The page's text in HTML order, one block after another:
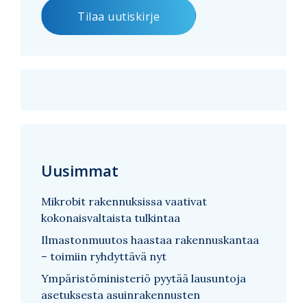
Uusimmat
Mikrobit rakennuksissa vaativat
kokonaisvaltaista tulkintaa
Ilmastonmuutos haastaa rakennuskantaa
– toimiin ryhdyttävä nyt
Ympäristöministeriö pyytää lausuntoja
asetuksesta asuinrakennusten